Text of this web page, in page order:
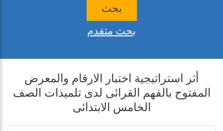
بحث
بحث متقدم
أثر استراتيجية اختبار الارقام والمعرض
المفتوح بالفهم القرائى لدى تلميذات الصف
الخامس الابتدائى